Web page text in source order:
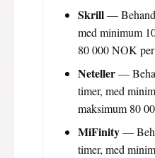
Skrill—
med minimum
80 000 NOK
Neteller—
timer, med
maksimum 80
MiFinity—
timer, med